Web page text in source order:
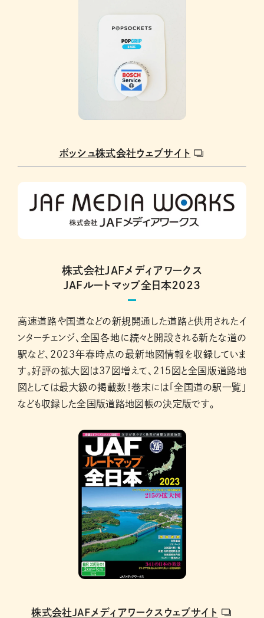
ボッシュ株式会社ウェブサイト
株式会社JAFメディアワークス
JAFルートマップ全日本２０２３
高速道路や国道などの新規開通した道路と供用されたイ
ンターチェンジ、全国各地に続々と開設される新たな道の
駅など、２０２３年春時点の最新地図情報を収録していま
す。好評の拡大図は37図増えて、215図と全国版道路地
図としては最大級の掲載数！巻末には「全国道の駅一覧」
なども収録した全国版道路地図帳の決定版です。
株式会社JAFメディアワークスウェブサイト